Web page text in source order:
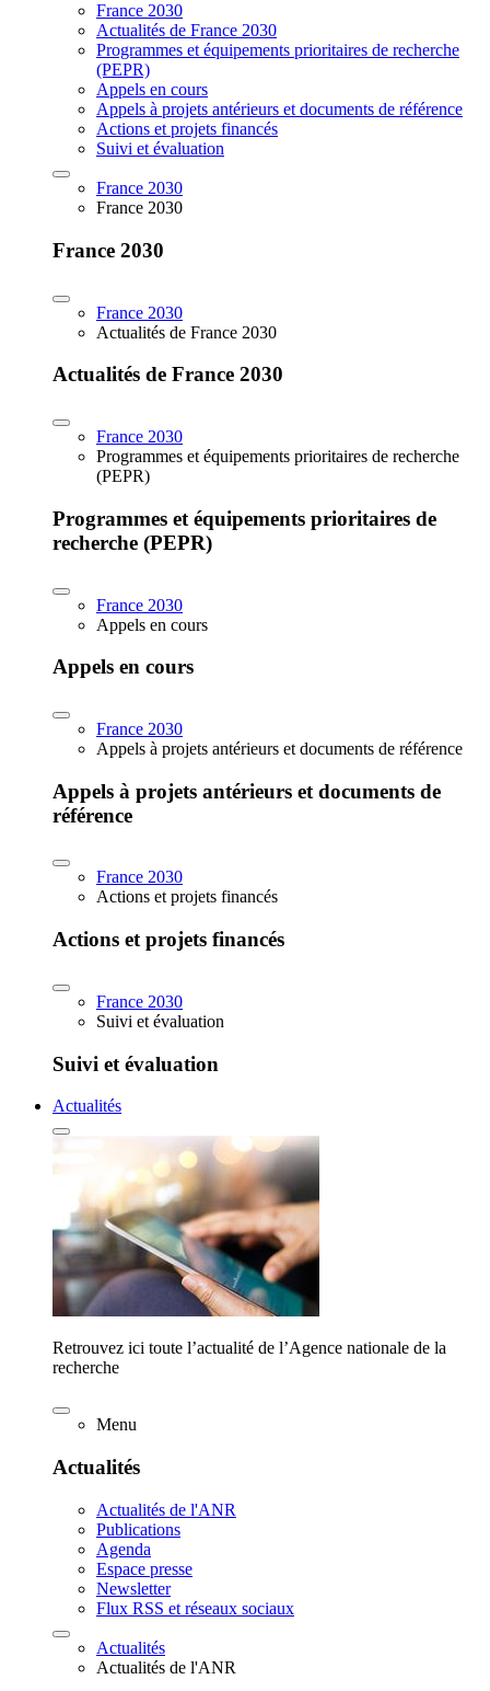
France 2030
Actualités de France 2030
Programmes et équipements prioritaires de recherche
(PEPR)
Appels en cours
Appels à projets antérieurs et documents de référence
Actions et projets financés
Suivi et évaluation
France 2030
France 2030
France 2030
France 2030
Actualités de France 2030
Actualités de France 2030
France 2030
Programmes et équipements prioritaires de recherche
(PEPR)
Programmes et équipements prioritaires de
recherche (PEPR)
France 2030
Appels en cours
Appels en cours
France 2030
Appels à projets antérieurs et documents de référence
Appels à projets antérieurs et documents de
référence
France 2030
Actions et projets financés
Actions et projets financés
France 2030
Suivi et évaluation
Suivi et évaluation
Actualités
Retrouvez ici toute l’actualité de l’Agence nationale de la
recherche
Menu
Actualités
Actualités de l'ANR
Publications
Agenda
Espace presse
Newsletter
Flux RSS et réseaux sociaux
Actualités
Actualités de l'ANR